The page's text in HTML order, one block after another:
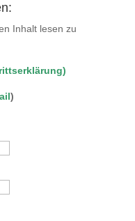
Inhalt lesen zu
)
)